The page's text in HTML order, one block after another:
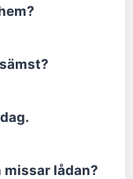
missar lådan?